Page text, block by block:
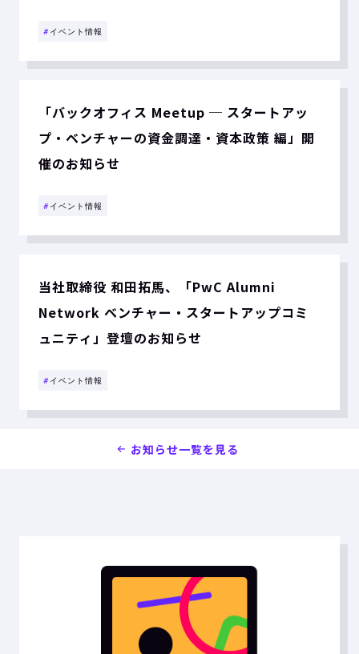
# イベント情報
「バックオフィス Meetup ─ スタートアッ
プ・ベンチャーの資金調達・資本政策 編」開
催のお知らせ
# イベント情報
当社取締役 和田拓馬、「PwC Alumni
Network ベンチャー・スタートアップコミ
ュニティ」登壇のお知らせ
# イベント情報
お知らせ一覧を見る